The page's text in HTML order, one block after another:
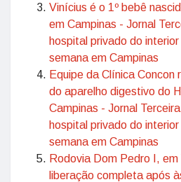
Vinícius é o 1º bebê
em Campinas - Jornal
hospital privado do
semana em Campinas
Equipe da Clínica Concon
do aparelho digestivo do
Campinas - Jornal
hospital privado do
semana em Campinas
Rodovia Dom Pedro I,
liberação completa após